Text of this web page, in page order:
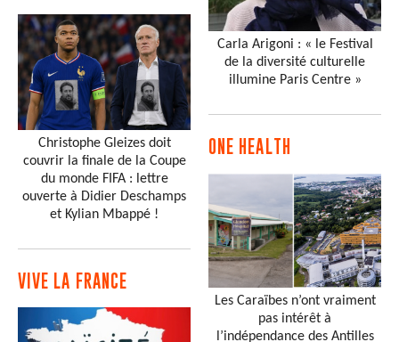
Christophe Gleizes doit
couvrir la finale de la Coupe
du monde FIFA : lettre
ouverte à Didier Deschamps
et Kylian Mbappé !
VIVE LA FRANCE
Carla Arigoni : « le Festival
de la diversité culturelle
illumine Paris Centre »
ONE HEALTH
Les Caraïbes n’ont vraiment
pas intérêt à
l’indépendance des Antilles